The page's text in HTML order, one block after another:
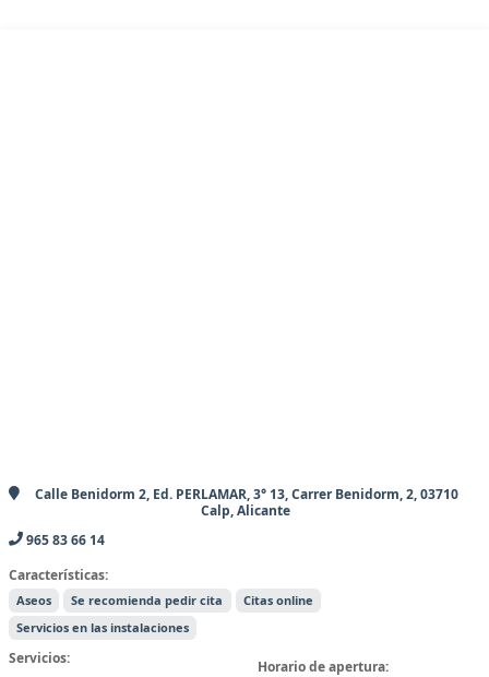
Calle Benidorm 2, Ed. PERLAMAR, 3° 13, Carrer Benidorm, 2, 03710
Calp, Alicante
965 83 66 14
Características:
Aseos Se recomienda pedir cita
Citas online
Servicios en las instalaciones
Servicios:
Horario de apertura: